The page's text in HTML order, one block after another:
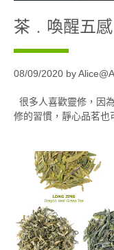
茶﹒喚醒五感
08/09/2020 by
很多人喜歡靈修，因
修的習慣，靜心品茗也